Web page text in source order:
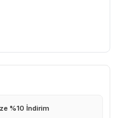
%10 İndirim